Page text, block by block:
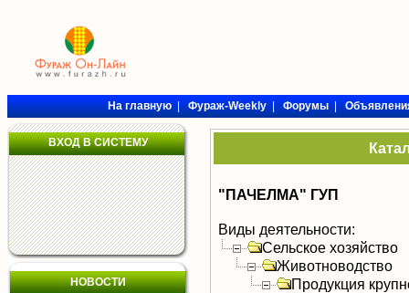
На главную|Фураж-Weekly|Форумы|
ВХОД В СИСТЕМУ
НОВОСТИ
"ПАЧЕЛМА" ГУП
Виды деятельности:
Сельское хозяйство
Животноводство
Продукция